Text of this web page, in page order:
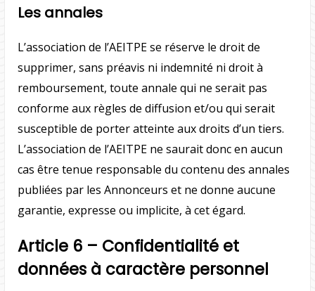
Les annales
L’association de l’AEITPE se réserve le droit de
supprimer, sans préavis ni indemnité ni droit à
remboursement, toute annale qui ne serait pas
conforme aux règles de diffusion et/ou qui serait
susceptible de porter atteinte aux droits d’un tiers.
L’association de l’AEITPE ne saurait donc en aucun
cas être tenue responsable du contenu des annales
publiées par les Annonceurs et ne donne aucune
garantie, expresse ou implicite, à cet égard.
Article 6 – Confidentialité et
données à caractère personnel